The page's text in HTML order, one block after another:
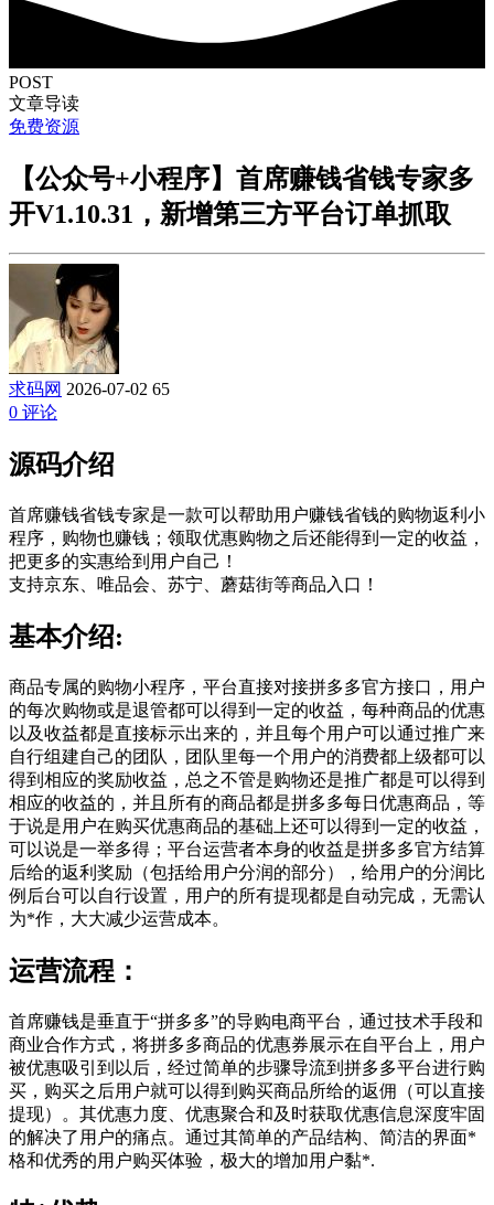
POST
文章导读
免费资源
【公众号+小程序】首席赚钱省钱专家多
开V1.10.31，新增第三方平台订单抓取
求码网 2026-07-02 65
0 评论
源码介绍
首席赚钱省钱专家是一款可以帮助用户赚钱省钱的购物返利小
程序，购物也赚钱；领取优惠购物之后还能得到一定的收益，
把更多的实惠给到用户自己！
支持京东、唯品会、苏宁、蘑菇街等商品入口！
基本介绍:
商品专属的购物小程序，平台直接对接拼多多官方接口，用户
的每次购物或是退管都可以得到一定的收益，每种商品的优惠
以及收益都是直接标示出来的，并且每个用户可以通过推广来
自行组建自己的团队，团队里每一个用户的消费都上级都可以
得到相应的奖励收益，总之不管是购物还是推广都是可以得到
相应的收益的，并且所有的商品都是拼多多每日优惠商品，等
于说是用户在购买优惠商品的基础上还可以得到一定的收益，
可以说是一举多得；平台运营者本身的收益是拼多多官方结算
后给的返利奖励（包括给用户分润的部分），给用户的分润比
例后台可以自行设置，用户的所有提现都是自动完成，无需认
为*作，大大减少运营成本。
运营流程：
首席赚钱是垂直于“拼多多”的导购电商平台，通过技术手段和
商业合作方式，将拼多多商品的优惠券展示在自平台上，用户
被优惠吸引到以后，经过简单的步骤导流到拼多多平台进行购
买，购买之后用户就可以得到购买商品所给的返佣（可以直接
提现）。其优惠力度、优惠聚合和及时获取优惠信息深度牢固
的解决了用户的痛点。通过其简单的产品结构、简洁的界面*
格和优秀的用户购买体验，极大的增加用户黏*.